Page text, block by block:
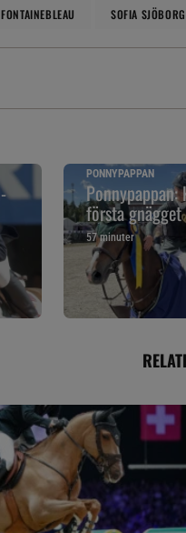
FONTAINEBLEAU SOFIA SJÖBORG
PONNYPAPPAN
första gnägget
57 minuter